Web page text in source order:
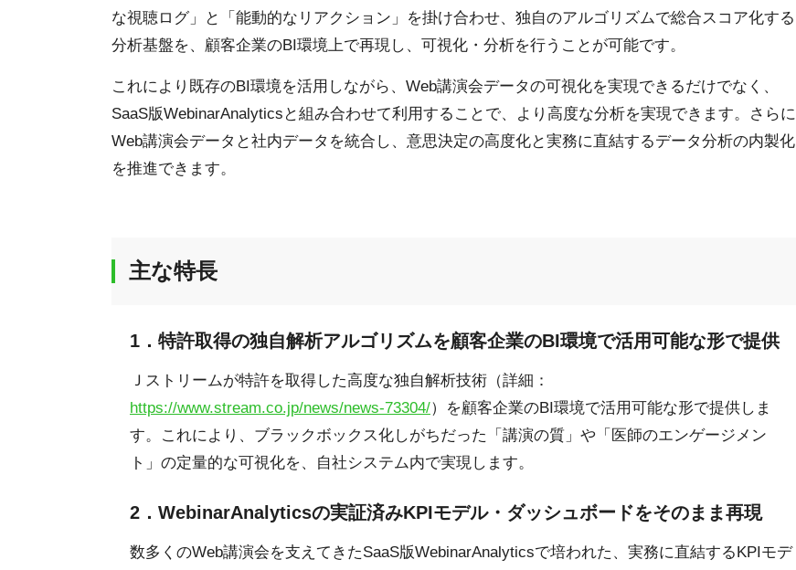
な視聴ログ」と「能動的なリアクション」を掛け合わせ、独自のアルゴリズムで総合スコア化する
分析基盤を、顧客企業のBI環境上で再現し、可視化・分析を行うことが可能です。
これにより既存のBI環境を活用しながら、Web講演会データの可視化を実現できるだけでなく、
SaaS版WebinarAnalyticsと組み合わせて利用することで、より高度な分析を実現できます。さらに
Web講演会データと社内データを統合し、意思決定の高度化と実務に直結するデータ分析の内製化
を推進できます。
主な特長
1．特許取得の独自解析アルゴリズムを顧客企業のBI環境で活用可能な形で提供
Ｊストリームが特許を取得した高度な独自解析技術（詳細：
https://www.stream.co.jp/news/news-73304/）を顧客企業のBI環境で活用可能な形で提供しま
す。これにより、ブラックボックス化しがちだった「講演の質」や「医師のエンゲージメン
ト」の定量的な可視化を、自社システム内で実現します。
2．WebinarAnalyticsの実証済みKPIモデル・ダッシュボードをそのまま再現
数多くのWeb講演会を支えてきたSaaS版WebinarAnalyticsで培われた、実務に直結するKPIモデ